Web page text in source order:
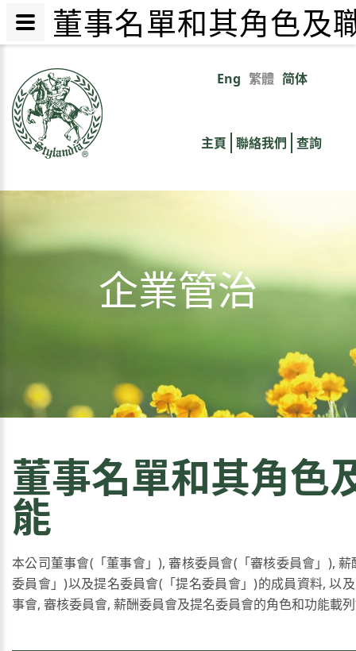
內
Eng 繁體 简体
links
主頁 聯絡我們 查詢
企業管治
董事名單和其角色
能
本公司董事會(「董事會」), 審核委員會(「審核委員會」),
委員會」)以及提名委員會(「提名委員會」)的成員資料, 以
事會, 審核委員會, 薪酬委員會及提名委員會的角色和功能載
董事名單和其角色及